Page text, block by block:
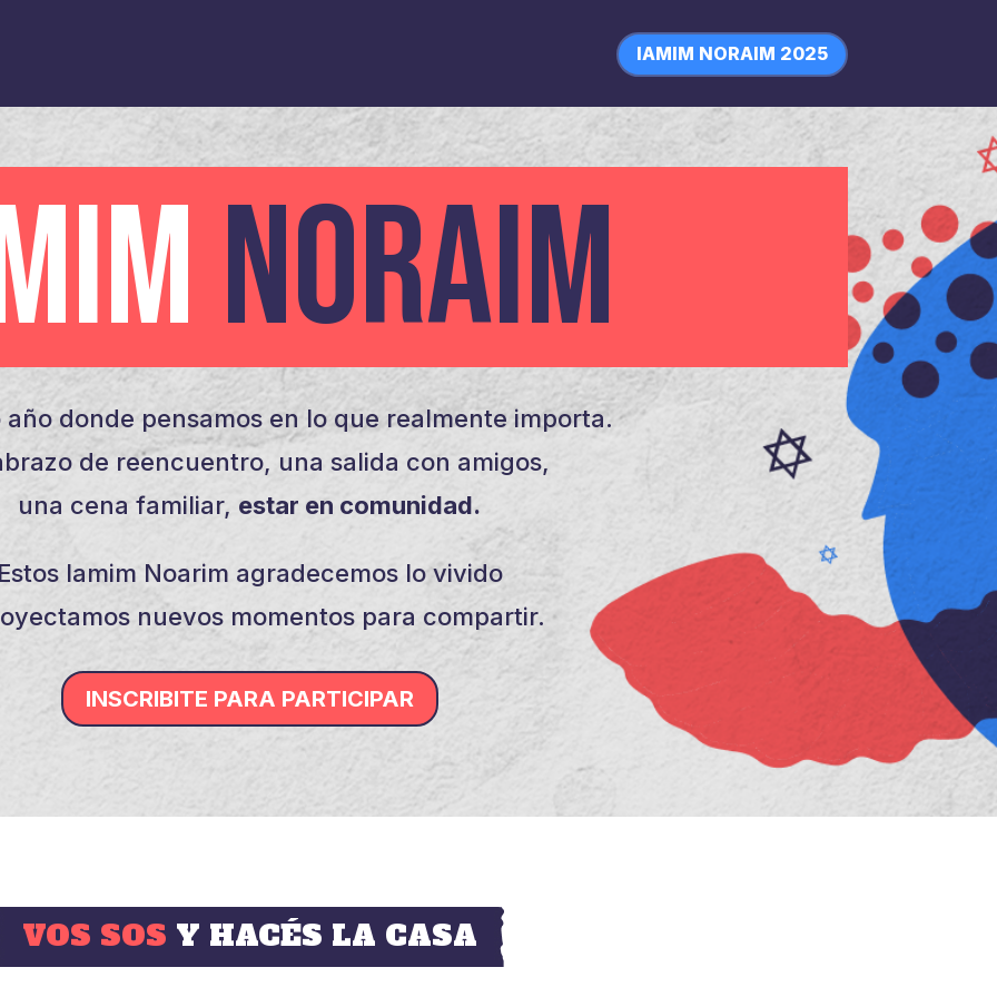
IAMIM NORAIM 2025
NORAIM
donde pensamos en lo que realmente importa.
de reencuentro, una salida con amigos,
una cena familiar, estar en comunidad.
Iamim Noarim agradecemos lo vivido
nuevos momentos para compartir.
INSCRIBITE PARA PARTICIPAR
VOS SOS Y HACÉS LA CASA